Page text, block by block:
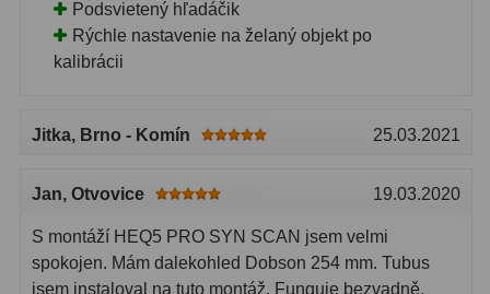
Univerzální41
Dálkoměry9
Noční vidění
Mikroskopy92
Pro děti5
Podsvietený hľadáčik
Rýchle nastavenie na želaný objekt po
kalibrácii
Jitka, Brno - Komín 25.03.2021
Jan, Otvovice 19.03.2020
S montáží HEQ5 PRO SYN SCAN jsem velmi
spokojen. Mám dalekohled Dobson 254 mm. Tubus
jsem instaloval na tuto montáž. Funguje bezvadně.